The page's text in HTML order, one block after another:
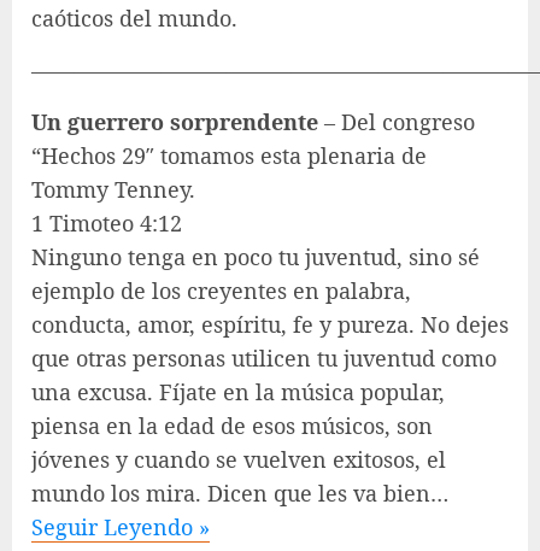
caóticos del mundo.
Un guerrero sorprendente – Del congreso
“Hechos 29″ tomamos esta plenaria de
Tommy Tenney.
1 Timoteo 4:12
Ninguno tenga en poco tu juventud, sino sé
ejemplo de los creyentes en palabra,
conducta, amor, espíritu, fe y pureza. No dejes
que otras personas utilicen tu juventud como
una excusa. Fíjate en la música popular,
piensa en la edad de esos músicos, son
jóvenes y cuando se vuelven exitosos, el
mundo los mira. Dicen que les va bien…
Seguir Leyendo »